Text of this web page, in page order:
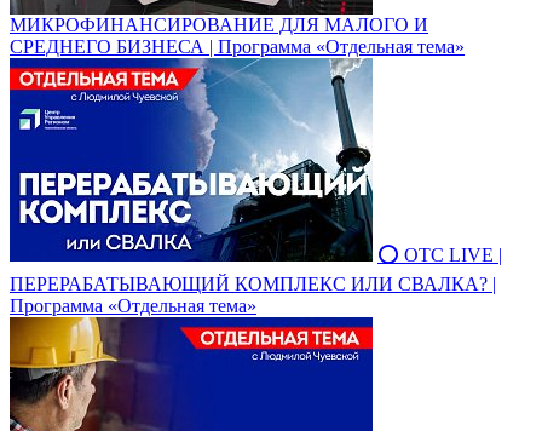
МИКРОФИНАНСИРОВАНИЕ ДЛЯ МАЛОГО И
СРЕДНЕГО БИЗНЕСА | Программа «Отдельная тема»
⭕ ОТС LIVE |
ПЕРЕРАБАТЫВАЮЩИЙ КОМПЛЕКС ИЛИ СВАЛКА? |
Программа «Отдельная тема»